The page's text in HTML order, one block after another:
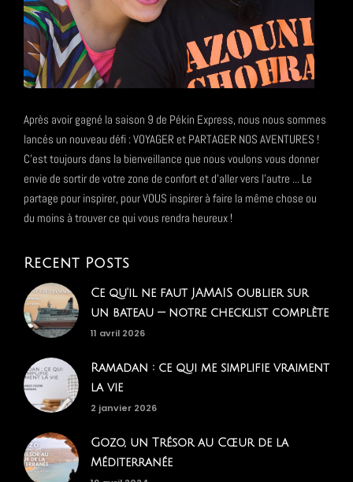
Après avoir gagné la saison 9 de Pékin Express, nous nous sommes
lancés un nouveau défi : VOYAGER et PARTAGER NOS AVENTURES !
C'est toujours dans la bienveillance que nous voulons vous donner
envie de sortir de votre zone de confort et d'aller vers l'autre ... Le
partage pour inspirer, pour VOUS inspirer à faire la même chose ou
du moins à trouver ce qui vous rendra heureux !
Recent Posts
Ce qu'il ne faut JAMAIS oublier sur
un bateau — notre checklist complète
11 avril 2026
Ramadan : ce qui me simplifie vraiment
la vie
2 janvier 2026
Gozo, un Trésor au Cœur de la
Méditerranée